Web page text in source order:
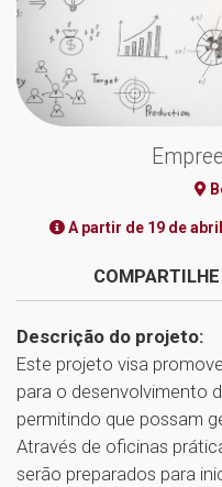
A partir de 19 de
Descrição do projeto:
Este projeto visa
para o desenvolvimento
permitindo que possam
Através de oficinas
serão preparados para